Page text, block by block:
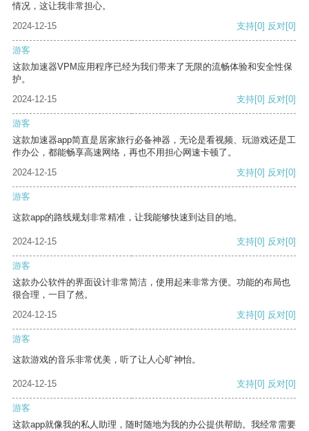
情况，这让我非常担心。
2024-12-15
支持[0] 反对[0]
游客
这款加速器VPM应用程序已经为我们带来了无限的流畅体验和安全性保
护。
2024-12-15
支持[0] 反对[0]
游客
这款加速器app简直是居家旅行必备神器，无论是看视频、玩游戏还是工
作办公，都能畅享高速网络，再也不用担心网速卡顿了。
2024-12-15
支持[0] 反对[0]
游客
这款app的路线规划非常精准，让我能够快速到达目的地。
2024-12-15 支持[0] 反对[0]
游客
这款办公软件的界面设计非常简洁，使用起来非常方便。功能的布局也
很合理，一目了然。
2024-12-15
支持[0] 反对[0]
游客
这款游戏的音乐非常优美，听了让人心旷神怡。
2024-12-15 支持[0] 反对[0]
游客
这款app就像我的私人助理，随时随地为我的办公提供帮助。我经常需要